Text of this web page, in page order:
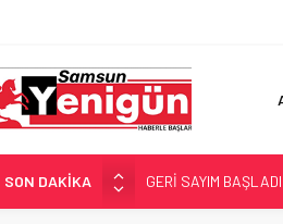
SON DAKİKA
GERİ SAYIM BAŞLADI
SAMSUNSPOR’DA